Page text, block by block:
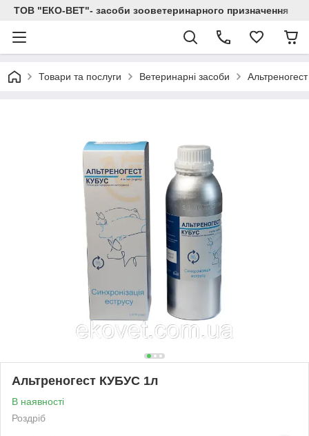
ТОВ "ЕКО-ВЕТ"- засоби зооветеринарного призначення
Товари та послуги Ветеринарні засоби
Альтреногест КУБУС 1л
В наявності
Роздріб